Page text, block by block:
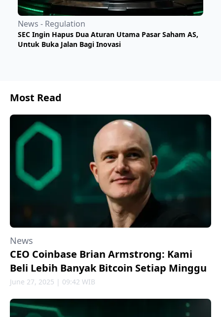
News - Regulation
SEC Ingin Hapus Dua Aturan Utama Pasar Saham AS,
Untuk Buka Jalan Bagi Inovasi
Most Read
News
CEO Coinbase Brian Armstrong: Kami
Beli Lebih Banyak Bitcoin Setiap Minggu
June 27, 2025 | 09:42 WIB